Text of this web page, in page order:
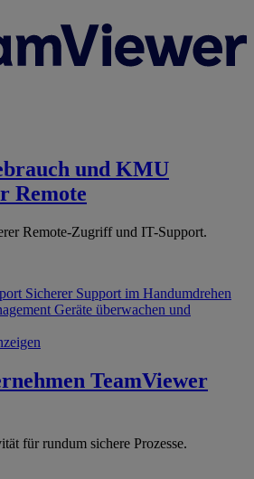
und KMU
Remote
Remote-Zugriff und IT-Support.
Sicherer Support im Handumdrehen
Geräte überwachen und
TeamViewer
für rundum sichere Prozesse.